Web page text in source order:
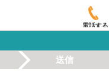
電話する
送信